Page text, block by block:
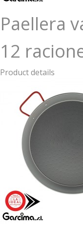
Paellera
12
Product details